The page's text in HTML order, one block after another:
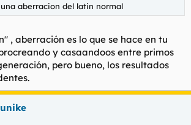
aberracion del latin normal
, aberración es lo que se hace en tu
y casaandoos entre primos
pero bueno, los resultados